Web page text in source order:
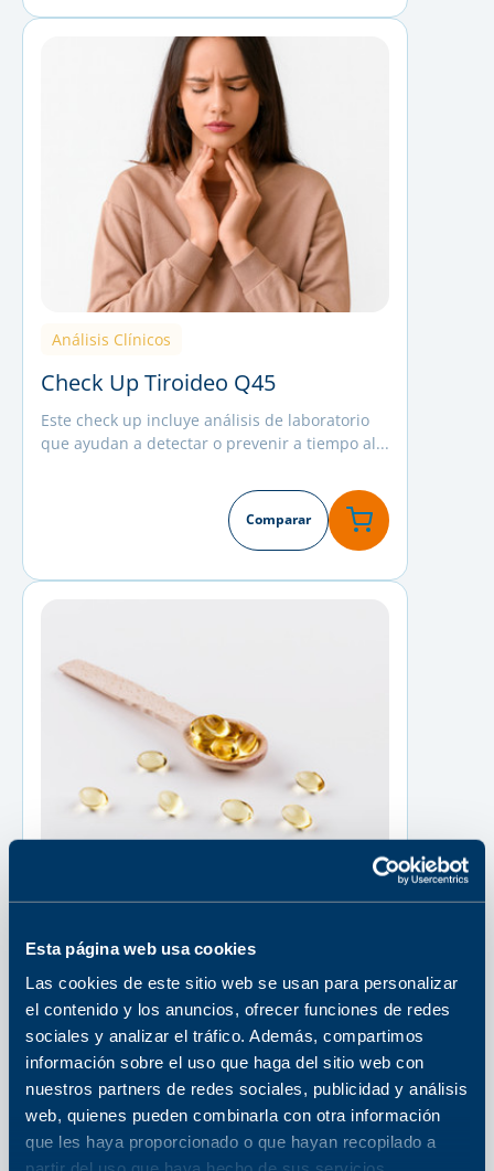
Esta página web usa cookies
Las cookies de este sitio web se usan para personalizar
el contenido y los anuncios, ofrecer funciones de redes
sociales y analizar el tráfico. Además, compartimos
información sobre el uso que haga del sitio web con
nuestros partners de redes sociales, publicidad y análisis
web, quienes pueden combinarla con otra información
que les haya proporcionado o que hayan recopilado a
Análisis Clínicos
Check Up Tiroideo Q45
Este check up incluye análisis de laboratorio
que ayudan a detectar o prevenir a tiempo al...
Comparar
Análisis Clínicos
Vitamina D (25-
hidroxicolecalciferol)
La vitamina D ayuda al cuerpo a absorber el
calcio y el fósforo, y también participa en el...
Comparar